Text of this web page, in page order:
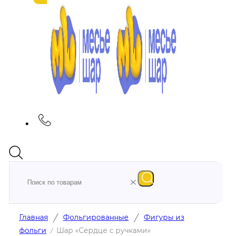
Главная / Фольгированные / Фигуры из
фольги / Шар «Сердце с ручками»